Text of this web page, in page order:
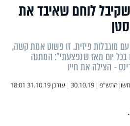
לוחם שאיבד את
מוגבלות פיזית. זו פשוט אמת קשה,
יום מאז שנפצעתי": המתנה
- הצילה את חייו
התש"פ |
30.10.19
| עודכן31.10.19 18:01